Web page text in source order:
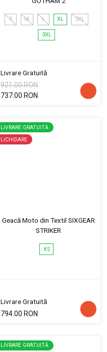
S M L XL 2XL
3XL
Livrare Gratuită
921.00 RON
737.00 RON
LIVRARE GRATUITĂ
LICHIDARE
Geacă Moto din Textil SIXGEAR
STRIKER
XS
Livrare Gratuită
794.00 RON
LIVRARE GRATUITĂ